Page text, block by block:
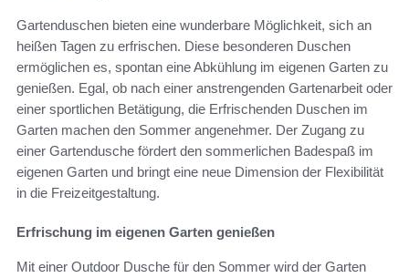
Gartenduschen bieten eine wunderbare Möglichkeit, sich an
heißen Tagen zu erfrischen. Diese besonderen Duschen
ermöglichen es, spontan eine Abkühlung im eigenen Garten zu
genießen. Egal, ob nach einer anstrengenden Gartenarbeit oder
einer sportlichen Betätigung, die Erfrischenden Duschen im
Garten machen den Sommer angenehmer. Der Zugang zu
einer Gartendusche fördert den sommerlichen Badespaß im
eigenen Garten und bringt eine neue Dimension der Flexibilität
in die Freizeitgestaltung.
Erfrischung im eigenen Garten genießen
Mit einer Outdoor Dusche für den Sommer wird der Garten